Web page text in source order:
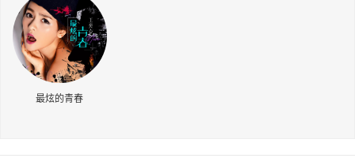
最炫的青春